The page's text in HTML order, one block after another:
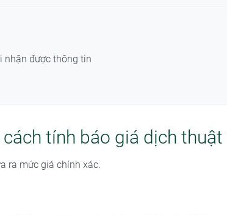
nhận được thông tin
tính báo giá dịch
ra mức giá chính xác.